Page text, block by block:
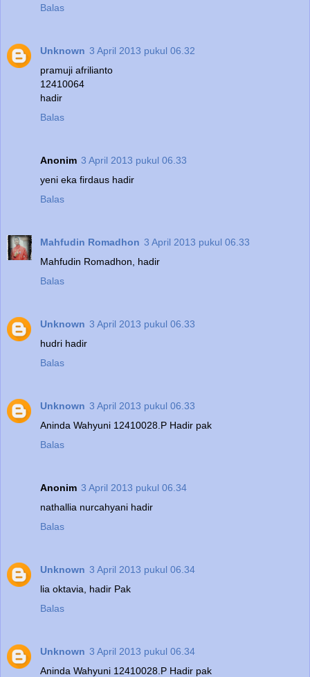
Balas
Unknown 3 April 2013 pukul 06.32
pramuji afrilianto
12410064
hadir
Balas
Anonim 3 April 2013 pukul 06.33
yeni eka firdaus hadir
Balas
Mahfudin Romadhon 3 April 2013 pukul 06.33
Mahfudin Romadhon, hadir
Balas
Unknown 3 April 2013 pukul 06.33
hudri hadir
Balas
Unknown 3 April 2013 pukul 06.33
Aninda Wahyuni 12410028.P Hadir pak
Balas
Anonim 3 April 2013 pukul 06.34
nathallia nurcahyani hadir
Balas
Unknown 3 April 2013 pukul 06.34
lia oktavia, hadir Pak
Balas
Unknown 3 April 2013 pukul 06.34
Aninda Wahyuni 12410028.P Hadir pak